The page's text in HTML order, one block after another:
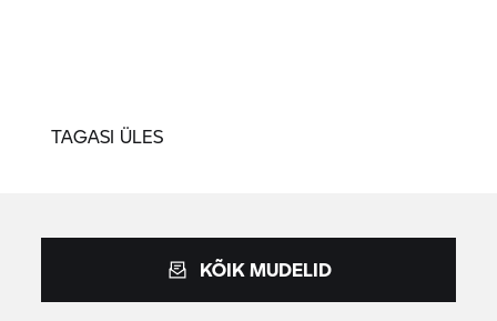
TAGASI ÜLES
KÕIK MUDELID